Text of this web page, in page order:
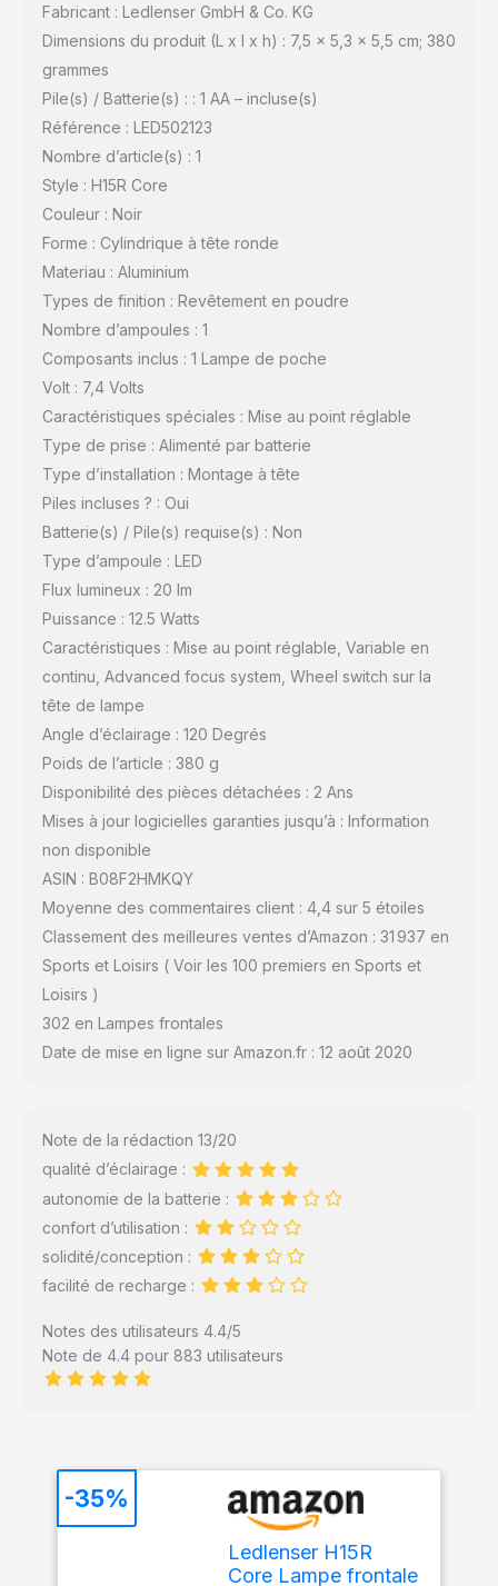
Fabricant : Ledlenser GmbH & Co. KG
Dimensions du produit (L x l x h) : 7,5 x 5,3 x 5,5 cm; 380
grammes
Pile(s) / Batterie(s) : : 1 AA – incluse(s)
Référence : LED502123
Nombre d’article(s) : 1
Style : H15R Core
Couleur : Noir
Forme : Cylindrique à tête ronde
Materiau : Aluminium
Types de finition : Revêtement en poudre
Nombre d’ampoules : 1
Composants inclus : 1 Lampe de poche
Volt : 7,4 Volts
Caractéristiques spéciales : Mise au point réglable
Type de prise : Alimenté par batterie
Type d’installation : Montage à tête
Piles incluses ? : Oui
Batterie(s) / Pile(s) requise(s) : Non
Type d’ampoule : LED
Flux lumineux : 20 lm
Puissance : 12.5 Watts
Caractéristiques : Mise au point réglable, Variable en
continu, Advanced focus system, Wheel switch sur la
tête de lampe
Angle d’éclairage : 120 Degrés
Poids de l’article : 380 g
Disponibilité des pièces détachées : 2 Ans
Mises à jour logicielles garanties jusqu’à : Information
non disponible
ASIN : B08F2HMKQY
Moyenne des commentaires client : 4,4 sur 5 étoiles
Classement des meilleures ventes d’Amazon : 31 937 en
Sports et Loisirs ( Voir les 100 premiers en Sports et
Loisirs )
302 en Lampes frontales
Date de mise en ligne sur Amazon.fr : 12 août 2020
Note de la rédaction 13/20
qualité d’éclairage :
autonomie de la batterie :
confort d’utilisation :
solidité/conception :
facilité de recharge :
Notes des utilisateurs 4.4/5
Note de 4.4 pour 883 utilisateurs
Ledlenser H15R
Core Lampe frontale
-35%